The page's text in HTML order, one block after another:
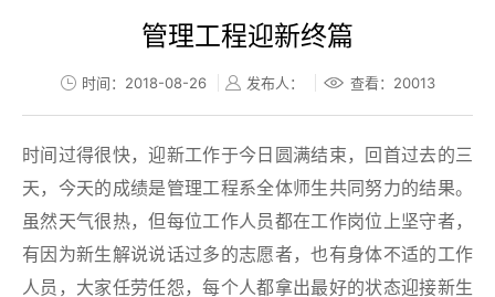
管理工程迎新终篇
时间：2018-08-26 发布人： 查看： 20013
时间过得很快，迎新工作于今日圆满结束，回首过去的三
天，今天的成绩是管理工程系全体师生共同努力的结果。
虽然天气很热，但每位工作人员都在工作岗位上坚守者，
有因为新生解说说话过多的志愿者，也有身体不适的工作
人员，大家任劳任怨，每个人都拿出最好的状态迎接新生